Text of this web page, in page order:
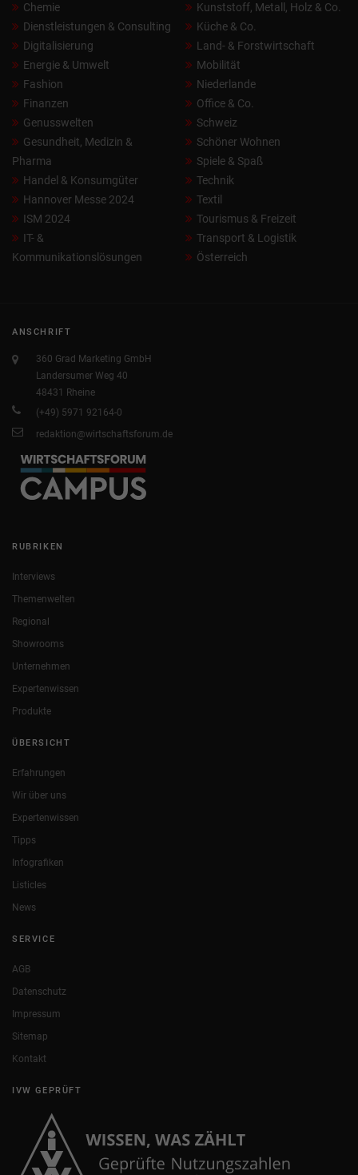
Chemie
Dienstleistungen & Consulting
Digitalisierung
Energie & Umwelt
Fashion
Finanzen
Genusswelten
Gesundheit, Medizin &
Pharma
Handel & Konsumgüter
Hannover Messe 2024
ISM 2024
IT- &
Kommunikationslösungen
Kunststoff, Metall, Holz & Co.
Küche & Co.
Land- & Forstwirtschaft
Mobilität
Niederlande
Office & Co.
Schweiz
Schöner Wohnen
Spiele & Spaß
Technik
Textil
Tourismus & Freizeit
Transport & Logistik
Österreich
ANSCHRIFT
360 Grad Marketing GmbH
Landersumer Weg 40
48431 Rheine
(+49) 5971 92164-0
redaktion@wirtschaftsforum.de
RUBRIKEN
Interviews
Themenwelten
Regional
Showrooms
Unternehmen
Expertenwissen
Produkte
ÜBERSICHT
Erfahrungen
Wir über uns
Expertenwissen
Tipps
Infografiken
Listicles
News
SERVICE
AGB
Datenschutz
Impressum
Sitemap
Kontakt
IVW GEPRÜFT